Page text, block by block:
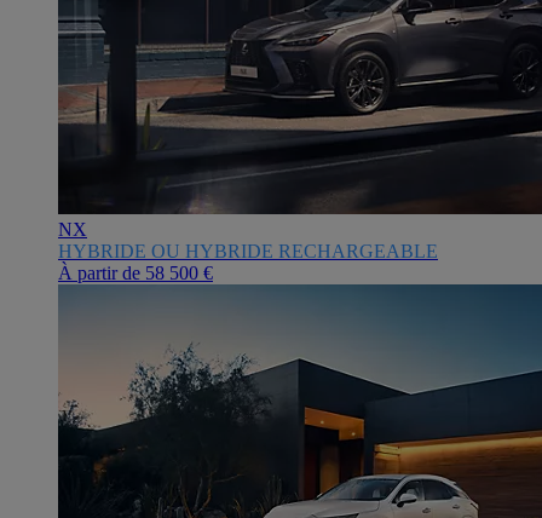
NX
HYBRIDE OU HYBRIDE RECHARGEABLE
À partir de 58 500 €